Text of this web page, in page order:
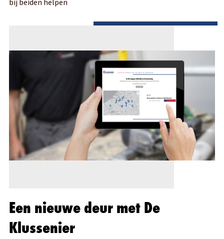
Een nieuwe deur met De
Klussenier